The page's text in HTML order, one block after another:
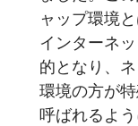
ャップ環境
インターネ
的となり、
環境の方が
呼ばれるよ